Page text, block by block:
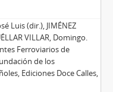
Luis (dir.), JIMÉNEZ
VILLAR, Domingo.
Ferroviarios de
de los
Ediciones Doce Calles,